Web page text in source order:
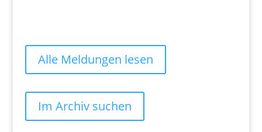
Alle Meldungen lesen
Im Archiv suchen